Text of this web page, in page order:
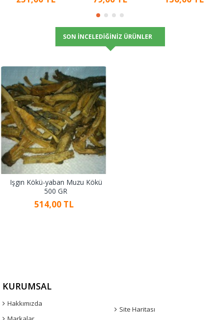
SON İNCELEDIĞINIZ ÜRÜNLER
Işgın Kökü-yaban Muzu Kökü
500 GR
514,00 TL
KURUMSAL
Hakkımızda
Site Haritası